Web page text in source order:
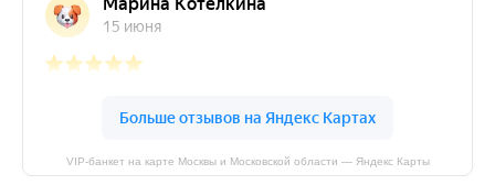
VIP-банкет на карте Москвы и Московской области — Яндекс Карты